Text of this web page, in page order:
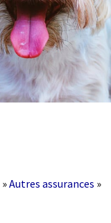
»Autres assurances »